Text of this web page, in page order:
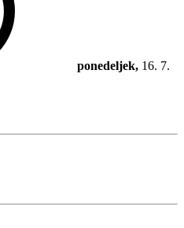
ponedeljek, 16. 7.